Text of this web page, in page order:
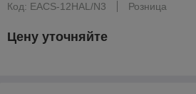
Код: EACS-12HAL/N3
Розница
Цену уточняйте